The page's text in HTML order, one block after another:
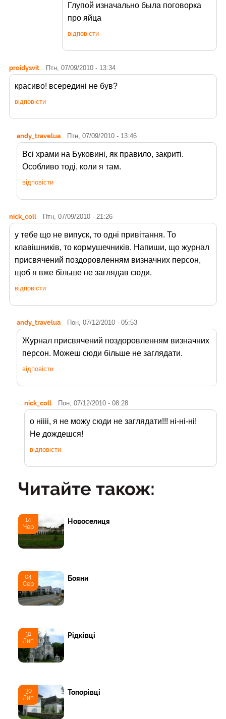
Глупой изначально была поговорка
про яйца
відповісти
proidysvit Птн, 07/09/2010 - 13:34
красиво! всередині не був?
відповісти
andy_travelua Птн, 07/09/2010 - 13:46
Всі храми на Буковині, як правило, закриті.
Особливо тоді, коли я там.
відповісти
nick_coll Птн, 07/09/2010 - 21:26
у тебе що не випуск, то одні привітання. То
клавішників, то кормушечників. Напиши, що журнал
присвячений поздоровленням визначних персон,
щоб я вже більше не заглядав сюди.
відповісти
andy_travelua Пон, 07/12/2010 - 05:53
Журнал присвячений поздоровленням визначних
персон. Можеш сюди більше не заглядати.
відповісти
nick_coll Пон, 07/12/2010 - 08:28
о ніііі, я не можу сюди не заглядати!!! ні-ні-ні!
Не дождешся!
відповісти
Читайте також:
14
Чер
Новоселиця
04
Сер
Бояни
31
Лип
Рідківці
30
Лип
Топорівці